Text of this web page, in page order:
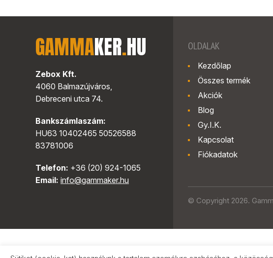
GAMMAKER.HU
Zebox Kft.
4060 Balmazújváros,
Debreceni utca 74.
Bankszámlaszám:
HU63 10402465 50526588
83781006
Telefon: +36 (20) 924-1065
Email: info@gammaker.hu
OLDALAK
Kezdőlap
Összes termék
Akciók
Blog
Gy.I.K.
Kapcsolat
Fiókadatok
© Copyright 2026.